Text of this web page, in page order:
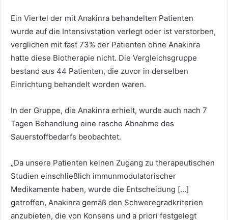
Ein Viertel der mit Anakinra behandelten Patienten
wurde auf die Intensivstation verlegt oder ist verstorben,
verglichen mit fast 73% der Patienten ohne Anakinra
hatte diese Biotherapie nicht. Die Vergleichsgruppe
bestand aus 44 Patienten, die zuvor in derselben
Einrichtung behandelt worden waren.
In der Gruppe, die Anakinra erhielt, wurde auch nach 7
Tagen Behandlung eine rasche Abnahme des
Sauerstoffbedarfs beobachtet.
„Da unsere Patienten keinen Zugang zu therapeutischen
Studien einschließlich immunmodulatorischer
Medikamente haben, wurde die Entscheidung […]
getroffen, Anakinra gemäß den Schweregradkriterien
anzubieten, die von Konsens und a priori festgelegt